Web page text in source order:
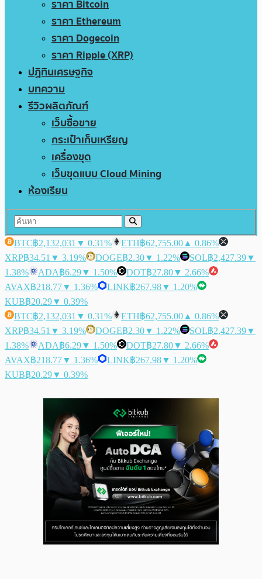
ราคา Bitcoin
ราคา Ethereum
ราคา Dogecoin
ราคา Ripple (XRP)
ปฏิทินเศรษฐกิจ
บทความ
รีวิวผลิตภัณฑ์
เว็บซื้อขาย
กระเป๋าเก็บเหรียญ
เครื่องขุด
เว็บขุดแบบ Cloud Mining
ห้องเรียน
BTC฿2,132,031 ▼ 0.31% ETH฿62,755.00 ▲ 0.86%
XRP฿34.51 ▼ 3.19% DOGE฿2.30▼ 1.22% SOL฿2,427.39▼
1.38%
ADA฿6.29▼ 1.50% DOT฿27.80▼ 2.66%
AVAX฿218.77▼ 1.36% LINK฿267.98▼ 1.20%
KUB฿20.29▼ 0.39%
BTC฿2,132,031 ▼ 0.31% ETH฿62,755.00 ▲ 0.86%
XRP฿34.51 ▼ 3.19% DOGE฿2.30▼ 1.22% SOL฿2,427.39▼
1.38%
ADA฿6.29▼ 1.50% DOT฿27.80▼ 2.66%
AVAX฿218.77▼ 1.36% LINK฿267.98▼ 1.20%
KUB฿20.29▼ 0.39%